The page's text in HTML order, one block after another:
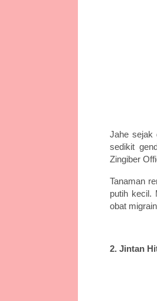
Jahe sejak
sedikit
Zingiber
Tanaman
putih kecil.
obat
2. Jintan